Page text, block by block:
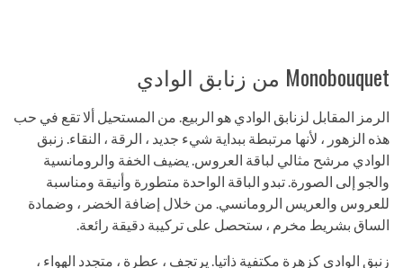
Monobouquet من زنابق الوادي
الرمز المقابل لزنابق الوادي هو الربيع. من المستحيل ألا تقع في حب
هذه الزهور ، لأنها مرتبطة ببداية شيء جديد ، الرقة ، النقاء. زنبق
الوادي مرشح مثالي لباقة العروس. يضيف الخفة والرومانسية
والجو إلى الصورة. تبدو الباقة الواحدة متطورة وأنيقة ومناسبة
للعروس والعريس الرومانسي. من خلال إضافة الخضر ، وضمادة
الساق بشريط مخرم ، ستحصل على تركيبة دقيقة رائعة.
زنبق الوادي كزهرة مكتفية ذاتيا. يرتجف ، عطرة ، متجدد الهواء ،